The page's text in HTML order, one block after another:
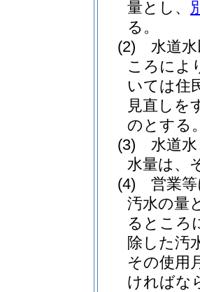
量とし、
る。
(2)
水道
ころによ
いては住
見直しを
のとする
(3)
水道
水量は、
(4)
営業
汚水の量
るところ
除した汚
その使用
ければな